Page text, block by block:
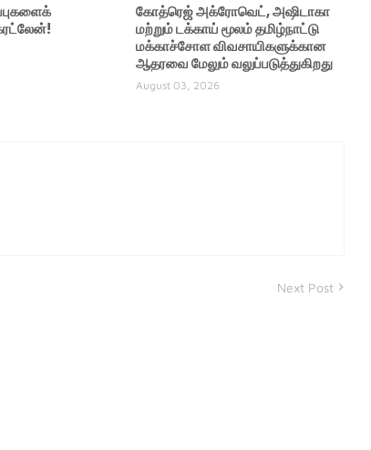
கோத்ரெஜ் அக்ரோவெட், அஷிடாகா
மற்றும் டக்காய் மூலம் தமிழ்நாட்டு
மக்காச்சோள விவசாயிகளுக்கான
ஆதரவை மேலும் வலுப்படுத்துகிறது
August 03, 2026
Next Post